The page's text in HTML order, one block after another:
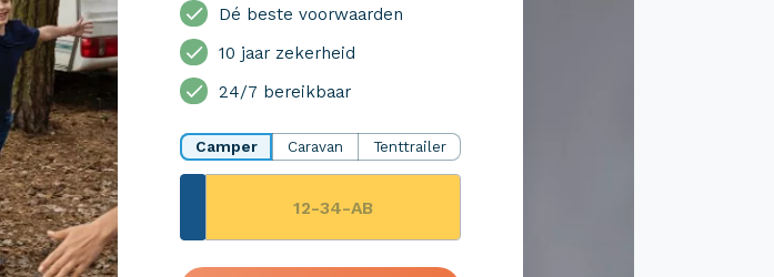
Dé beste voorwaarden
10 jaar zekerheid
24/7 bereikbaar
Camper Caravan Tenttrailer